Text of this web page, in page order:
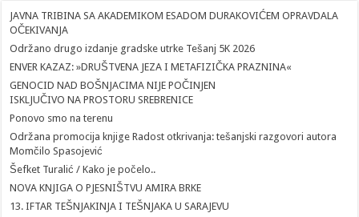
JAVNA TRIBINA SA AKADEMIKOM ESADOM DURAKOVIĆEM OPRAVDALA
OČEKIVANJA
Održano drugo izdanje gradske utrke Tešanj 5K 2026
ENVER KAZAZ: »DRUŠTVENA JEZA I METAFIZIČKA PRAZNINA«
GENOCID NAD BOŠNJACIMA NIJE POČINJEN
ISKLJUČIVO NA PROSTORU SREBRENICE
Ponovo smo na terenu
Održana promocija knjige Radost otkrivanja: tešanjski razgovori autora
Momčilo Spasojević
Šefket Turalić / Kako je počelo..
NOVA KNJIGA O PJESNIŠTVU AMIRA BRKE
13. IFTAR TEŠNJAKINJA I TEŠNJAKA U SARAJEVU